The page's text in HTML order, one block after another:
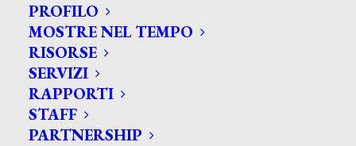
PROFILO
MOSTRE NEL TEMPO
RISORSE
SERVIZI
RAPPORTI
STAFF
PARTNERSHIP
CERCA TRA GLI ARTISTI:
Search
for: